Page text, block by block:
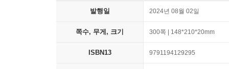
발행일 2024년 08월 02일
쪽수, 무게, 크기 300쪽 | 148*210*20mm
ISBN13 9791194129295